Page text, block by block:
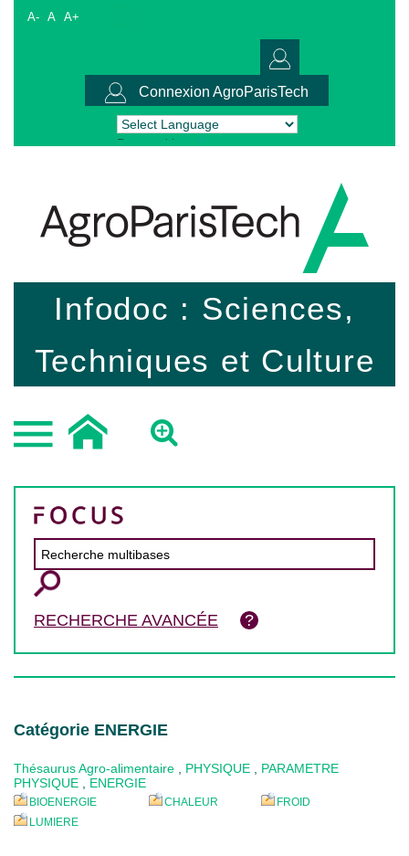
A- A A+
Connexion AgroParisTech
Powered by Translate
Infodoc : Sciences,
Techniques et Culture
RECHERCHE AVANCÉE
Catégorie ENERGIE
Thésaurus Agro-alimentaire PHYSIQUE
PARAMETRE
PHYSIQUE
ENERGIE
BIOENERGIE CHALEUR
FROID
LUMIERE